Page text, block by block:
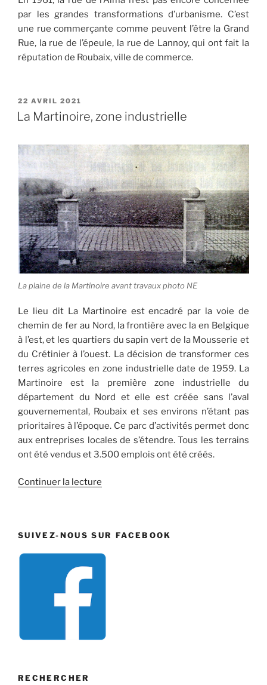
par les grandes transformations d’urbanisme. C’est
une rue commerçante comme peuvent l’être la Grand
Rue, la rue de l’épeule, la rue de Lannoy, qui ont fait la
réputation de Roubaix, ville de commerce.
PUBLIÉ
LE
22 AVRIL 2021
La Martinoire, zone industrielle
La plaine de la Martinoire avant travaux photo NE
Le lieu dit La Martinoire est encadré par la voie de
chemin de fer au Nord, la frontière avec la en Belgique
à l’est, et les quartiers du sapin vert de la Mousserie et
du Crétinier à l’ouest. La décision de transformer ces
terres agricoles en zone industrielle date de 1959. La
Martinoire est la première zone industrielle du
département du Nord et elle est créée sans l’aval
gouvernemental, Roubaix et ses environs n’étant pas
prioritaires à l’époque. Ce parc d’activités permet donc
aux entreprises locales de s’étendre. Tous les terrains
ont été vendus et 3.500 emplois ont été créés.
Continuer la lecture
industrielle »
SUIVEZ-NOUS SUR FACEBOOK
RECHERCHER